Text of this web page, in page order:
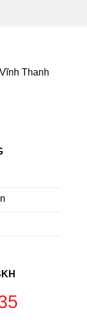
Thanh